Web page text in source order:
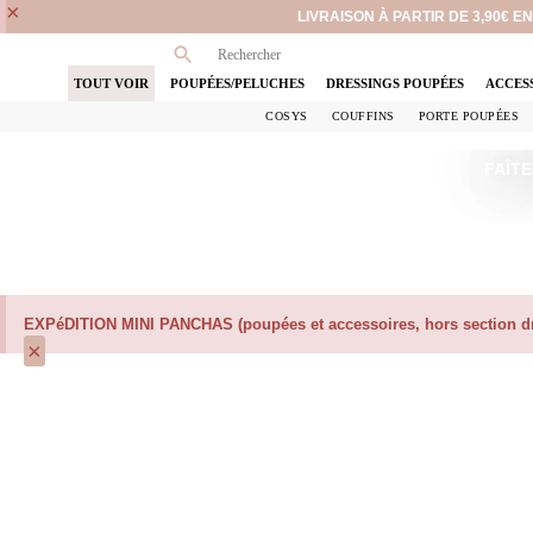
LIVRAISON À PARTIR DE 3,90€
×
TOUT VOIR
POUPÉES/PELUCHES DRESSINGS POUPÉES
COSYS COUFFINS PORTE POUPÉES
EXPéDITION MINI PANCHAS (poupées et accessoires, hors section
×